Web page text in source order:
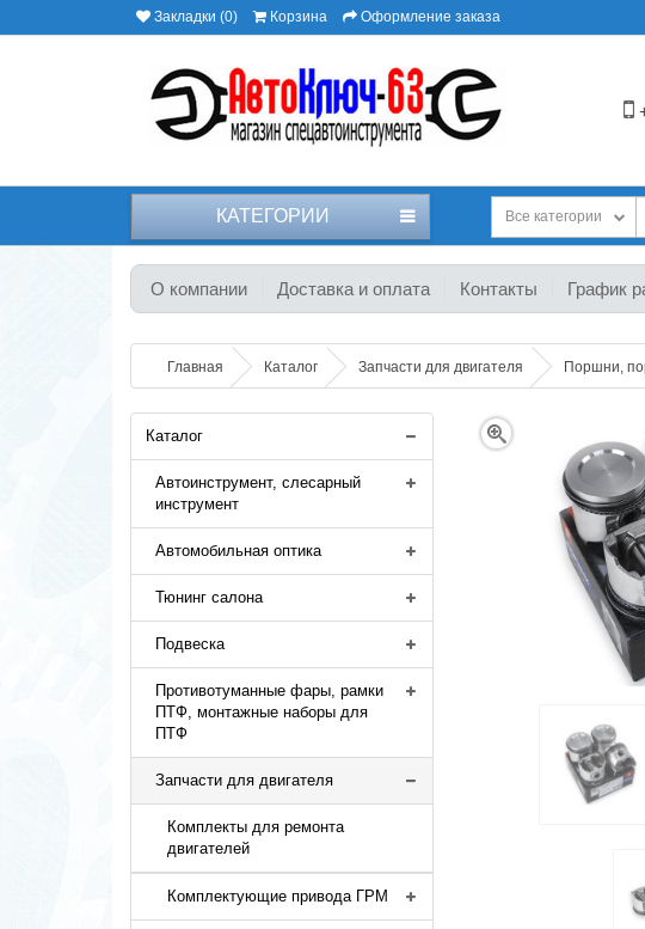
Закладки (0) Корзина Оформление заказа
КАТЕГОРИИ Все категории
О компании Доставка и оплата Контакты График
Главная Каталог Запчасти для двигателя Поршни,
Каталог
Автоинструмент, слесарный
инструмент
Автомобильная оптика
Тюнинг салона
Подвеска
Противотуманные фары, рамки
ПТФ, монтажные наборы для
ПТФ
Запчасти для двигателя
Комплекты для ремонта
двигателей
Комплектующие привода ГРМ